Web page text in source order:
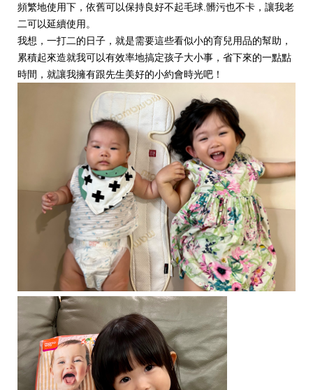
頻繁地使用下，依舊可以保持良好不起毛球.髒污也不卡，讓我老
二可以延續使用。
我想，一打二的日子，就是需要這些看似小的育兒用品的幫助，
累積起來造就我可以有效率地搞定孩子大小事，省下來的一點點
時間，就讓我擁有跟先生美好的小約會時光吧！